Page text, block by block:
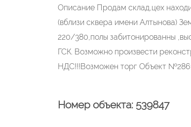
Описание Продам склад,цех
(вблизи сквера имени Алтынова)
220/380,полы забитонированны
ГСК. Возможно произвести
НДС!!!Возможен торг Объект
Номер объекта: 539847